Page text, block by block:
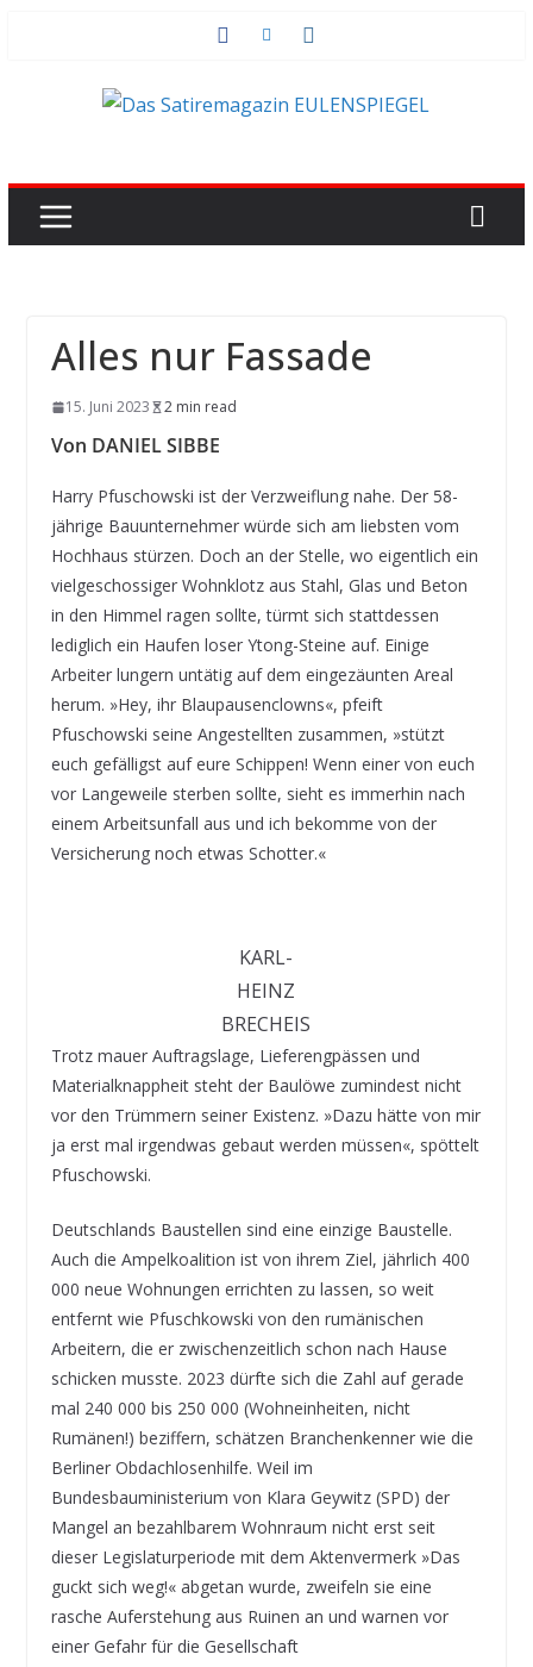
Alles nur Fassade
15. Juni 2023 2 min read
Von DANIEL SIBBE
Harry Pfuschowski ist der Verzweiflung nahe. Der 58-
jährige Bauunternehmer würde sich am liebsten vom
Hochhaus stürzen. Doch an der Stelle, wo eigentlich ein
vielgeschossiger Wohnklotz aus Stahl, Glas und Beton
in den Himmel ragen sollte, türmt sich stattdessen
lediglich ein Haufen loser Ytong-Steine auf. Einige
Arbeiter lungern untätig auf dem eingezäunten Areal
herum. »Hey, ihr Blaupausenclowns«, pfeift
Pfuschowski seine Angestellten zusammen, »stützt
euch gefälligst auf eure Schippen! Wenn einer von euch
vor Langeweile sterben sollte, sieht es immerhin nach
einem Arbeitsunfall aus und ich bekomme von der
Versicherung noch etwas Schotter.«
KARL-
HEINZ
BRECHEIS
Trotz mauer Auftragslage, Lieferengpässen und
Materialknappheit steht der Baulöwe zumindest nicht
vor den Trümmern seiner Existenz. »Dazu hätte von mir
ja erst mal irgendwas gebaut werden müssen«, spöttelt
Pfuschowski.
Deutschlands Baustellen sind eine einzige Baustelle.
Auch die Ampelkoalition ist von ihrem Ziel, jährlich 400
000 neue Wohnungen errichten zu lassen, so weit
entfernt wie Pfuschkowski von den rumänischen
Arbeitern, die er zwischenzeitlich schon nach Hause
schicken musste. 2023 dürfte sich die Zahl auf gerade
mal 240 000 bis 250 000 (Wohneinheiten, nicht
Rumänen!) beziffern, schätzen Branchenkenner wie die
Berliner Obdachlosenhilfe. Weil im
Bundesbauministerium von Klara Geywitz (SPD) der
Mangel an bezahlbarem Wohnraum nicht erst seit
dieser Legislaturperiode mit dem Aktenvermerk »Das
guckt sich weg!« abgetan wurde, zweifeln sie eine
rasche Auferstehung aus Ruinen an und warnen vor
einer Gefahr für die Gesellschaft